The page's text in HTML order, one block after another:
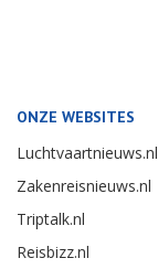
ONZE WEBSITES
Luchtvaartnieuws.nl
Zakenreisnieuws.nl
Triptalk.nl
Reisbizz.nl